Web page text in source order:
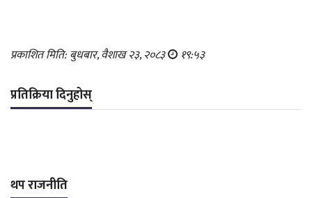
प्रकाशित मिति: बुधबार, वैशाख २३, २०८३ १९:५३
प्रतिक्रिया दिनुहोस्
थप राजनीति